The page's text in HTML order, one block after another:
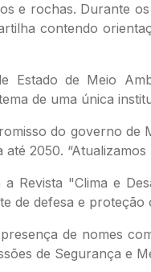
e rochas. Durante
contendo
Estado de Meio
de uma única
do governo de
até 2050.
Revista "Clima e
de defesa e proteção
de nomes
de Segurança e